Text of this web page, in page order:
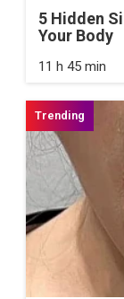
5 Hidden
Your Body
11 h 45 min